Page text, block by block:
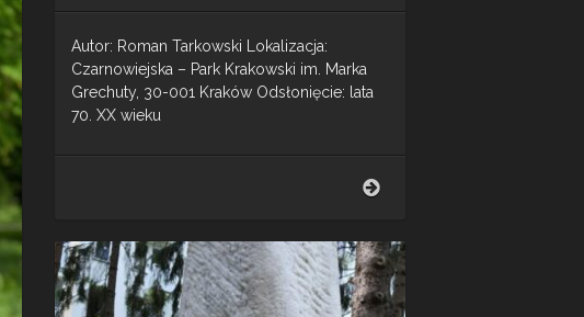
Autor: Roman Tarkowski Lokalizacja:
Czarnowiejska – Park Krakowski im. Marka
Grechuty, 30-001 Kraków Odsłonięcie: lata
70. XX wieku